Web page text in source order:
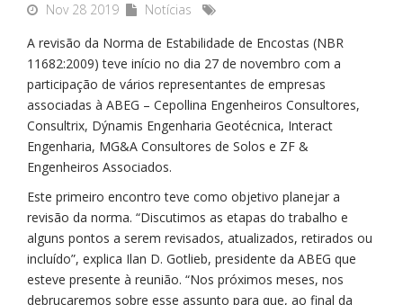
Nov 28 2019
Notícias
A revisão da Norma de Estabilidade de Encostas (NBR
11682:2009) teve início no dia 27 de novembro com a
participação de vários representantes de empresas
associadas à ABEG – Cepollina Engenheiros Consultores,
Consultrix, Dýnamis Engenharia Geotécnica, Interact
Engenharia, MG&A Consultores de Solos e ZF &
Engenheiros Associados.
Este primeiro encontro teve como objetivo planejar a
revisão da norma. “Discutimos as etapas do trabalho e
alguns pontos a serem revisados, atualizados, retirados ou
incluído”, explica Ilan D. Gotlieb, presidente da ABEG que
esteve presente à reunião. “Nos próximos meses, nos
debruçaremos sobre esse assunto para que, ao final da